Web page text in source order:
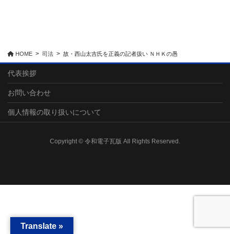
HOME 司法 故・西山太吉氏を正義の記者扱い ＮＨＫの愚
代表挨拶
お問い合わせ
個人情報の取り扱いについて
Copyright © 令和電子瓦版 All Rights Reserved.
Translate »